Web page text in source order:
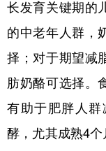
长发育关键期的
的中老年人群，
择；对于期望减
肪奶酪可选择。
有助于肥胖人
酵，尤其成熟4个